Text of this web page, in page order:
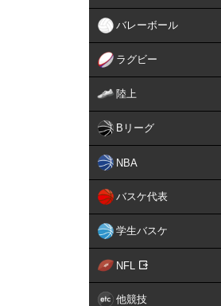
バレーボール
ラグビー
陸上
Bリーグ
NBA
バスケ代表
学生バスケ
NFL
他競技